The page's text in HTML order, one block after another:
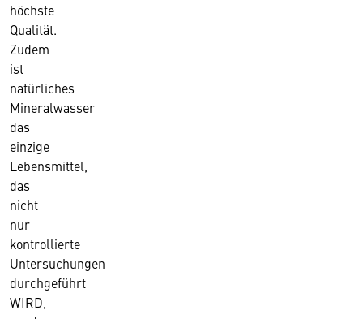
höchste
Qualität.
Zudem
ist
natürliches
Mineralwasser
das
einzige
Lebensmittel,
das
nicht
nur
kontrollierte
Untersuchungen
durchgeführt
WIRD,